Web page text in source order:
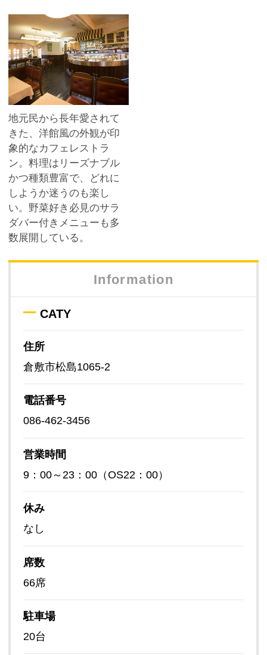
地元民から長年愛されて
きた、洋館風の外観が印
象的なカフェレストラ
ン。料理はリーズナブル
かつ種類豊富で、どれに
しようか迷うのも楽し
い。野菜好き必見のサラ
ダバー付きメニューも多
数展開している。
Information
CATY
住所
倉敷市松島1065-2
電話番号
086-462-3456
営業時間
9：00～23：00（OS22：00）
休み
なし
席数
66席
駐車場
20台